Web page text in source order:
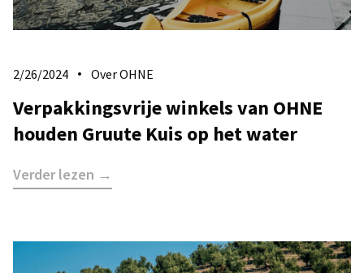
2/26/2024 Over OHNE
Verpakkingsvrije winkels van OHNE
houden Gruute Kuis op het water
Verder lezen →